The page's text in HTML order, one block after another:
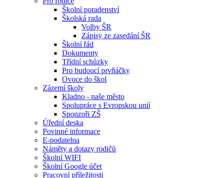
Školní poradenství
Školská rada
Volby ŠR
Zápisy ze zasedání ŠR
Školní řád
Dokumenty
Třídní schůzky
Pro budoucí prvňáčky
Ovoce do škol
Zázemí školy
Kladno - naše město
Spolupráce s Evropskou unií
Sponzoři ZŠ
Úřední deska
Povinné informace
E-podatelna
Náměty a dotazy rodičů
Školní WIFI
Školní Google účet
Pracovní příležitosti